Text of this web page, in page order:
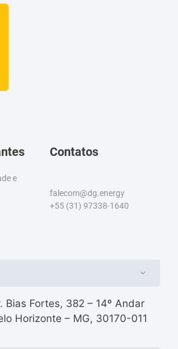
e
Contatos
falecom@dg.energy
+55 (31) 97338-1640
Bias Fortes, 382 – 14º Andar
Horizonte – MG, 30170-011